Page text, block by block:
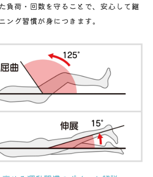
マン指導の特徴と期待できる効果
ア症状緩和に役立つ個別対応の魅力
応じた最適な運動プランの作り方
ルトレーニング体験者の声まとめ
者によるサポート体制の安心感
験者が始めると良い運動療法の進め
経験者向け運動療法の種類まとめ
負荷・回数を守ることで、安心して継
ング習慣が身につきます。